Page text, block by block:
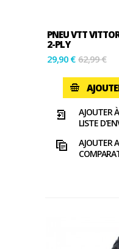
PNEU VTT
2-PLY
29,90 € 62,99 €
AJOUTER
LISTE
AJOUTER